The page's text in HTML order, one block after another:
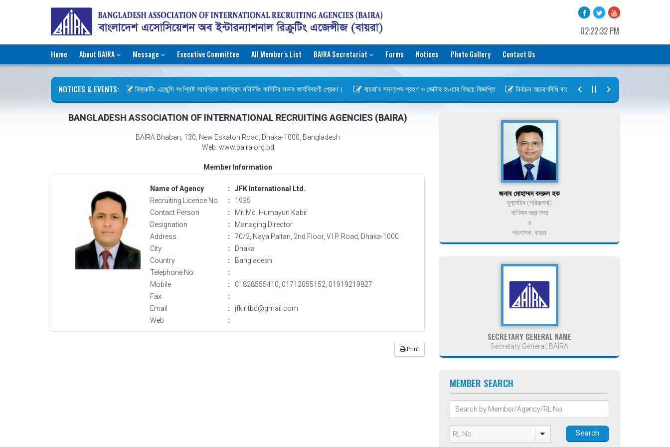
02:22:32 PM
Home About BAIRA Message Executive Committee All Member's List BAIRA Secretariat Forms Notices Photo Gallery Contact Us
NOTICES & EVENTS: রিক্রুটিং এজেন্সি সংশ্লিষ্ট সামগ্রিক কার্যক্রম মনিটরিং কমিটির সভার কার্যবিবরণী প্রেরণ। বায়রা’র সদস্যপদ গ্রহণ ও ভোটার হওয়ার বিষয়ে বিজ্ঞপ্তি নির্বাচন আচরণবিধি বায়রা ২০২৬-২০২৮
BANGLADESH ASSOCIATION OF INTERNATIONAL RECRUITING AGENCIES (BAIRA)
BAIRA Bhaban, 130, New Eskaton Road, Dhaka-1000, Bangladesh
Web: www.baira.org.bd
Member Information
Name of Agency :
JFK International Ltd.
Recruiting Licence No.
:
1935
Contact Person
:
Mr. Md. Humayun Kabir
Designation
:
Managing Director
Address
:
70/2, Naya Paltan, 2nd Floor, V.I.P. Road, Dhaka-1000.
City
:
Dhaka
Country
:
Bangladesh
Telephone No.
:
Mobile
:
01828555410, 01712055152, 01919219827
Fax
:
Email
:
jfkintbd@gmail.com
Web
:
Print
জনাব মোহাম্মদ বদরুল হক
যুগ্মসচিব (পরিকল্পনা)
বাণিজ্য মন্ত্রণালয়
ও
প্রশাসক, বায়রা
SECRETARY GENERAL NAME
Secretary General, BAIRA
MEMBER SEARCH
Search